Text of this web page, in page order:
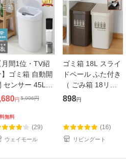
月間1位・TV紹
】ゴミ箱 自動開
センサー 45L
タッチレス 密
策 自動開閉ゴ
箱 非接触 フタ付
ゴミ捨
円 5,996円
無料
(29)
ウェイモール
ゴミ箱 18L スライ
ドペール ふた付き
（ ごみ箱 18リッ
トル スライド 蓋つ
ラスチック 18l ペ
ール
898円
(16)
リビングート